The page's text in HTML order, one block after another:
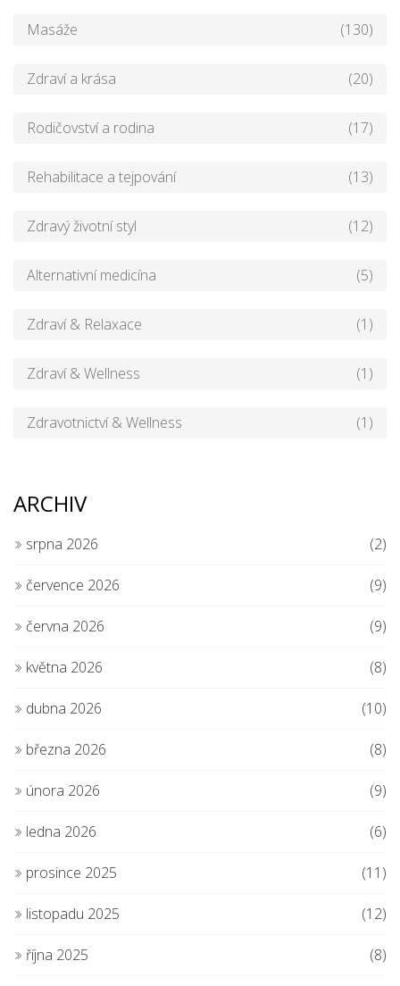
Masáže (130)
Zdraví a krása (20)
Rodičovství a rodina (17)
Rehabilitace a tejpování (13)
Zdravý životní styl (12)
Alternativní medicína (5)
Zdraví & Relaxace (1)
Zdraví & Wellness (1)
Zdravotnictví & Wellness (1)
ARCHIV
srpna 2026 (2)
července 2026 (9)
června 2026 (9)
května 2026 (8)
dubna 2026 (10)
března 2026 (8)
února 2026 (9)
ledna 2026 (6)
prosince 2025 (11)
listopadu 2025 (12)
října 2025 (8)